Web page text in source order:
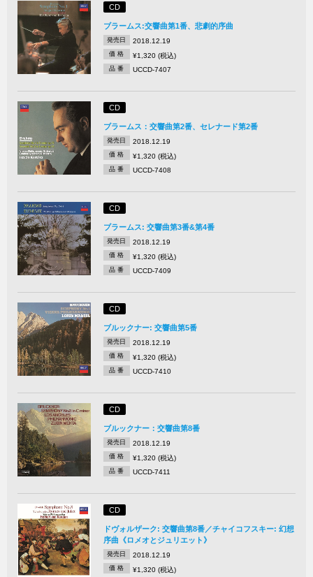
CD
ブラームス:交響曲第1番、悲劇的序曲
発売日 2018.12.19
価 格 ¥1,320 (税込)
品 番 UCCD-7407
CD
ブラームス：交響曲第2番、セレナード第2番
発売日 2018.12.19
価 格 ¥1,320 (税込)
品 番 UCCD-7408
CD
ブラームス: 交響曲第3番&第4番
発売日 2018.12.19
価 格 ¥1,320 (税込)
品 番 UCCD-7409
CD
ブルックナー: 交響曲第5番
発売日 2018.12.19
価 格 ¥1,320 (税込)
品 番 UCCD-7410
CD
ブルックナー：交響曲第8番
発売日 2018.12.19
価 格 ¥1,320 (税込)
品 番 UCCD-7411
CD
ドヴォルザーク: 交響曲第8番／チャイコフスキー: 幻想
序曲《ロメオとジュリエット》
発売日 2018.12.19
価 格 ¥1,320 (税込)